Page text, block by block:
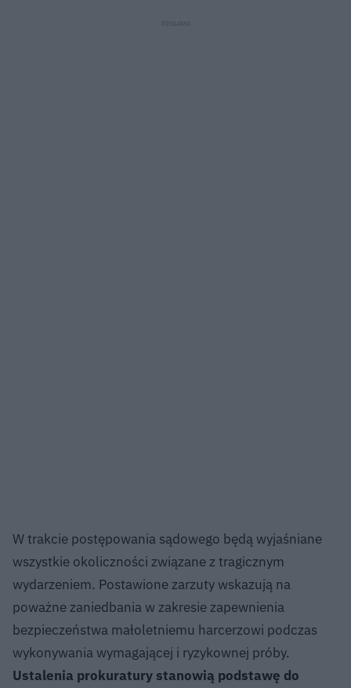
W trakcie postępowania sądowego będą wyjaśniane
wszystkie okoliczności związane z tragicznym
wydarzeniem. Postawione zarzuty wskazują na
poważne zaniedbania w zakresie zapewnienia
bezpieczeństwa małoletniemu harcerzowi podczas
wykonywania wymagającej i ryzykownej próby.
Ustalenia prokuratury stanowią podstawę do